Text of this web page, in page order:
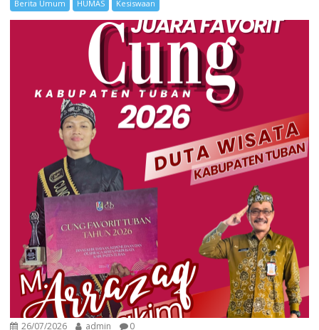
Berita Umum HUMAS Kesiswaan
26/07/2026 admin 0